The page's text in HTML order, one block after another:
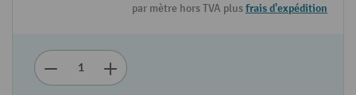
par mètre hors TVA plusfrais d'expédition